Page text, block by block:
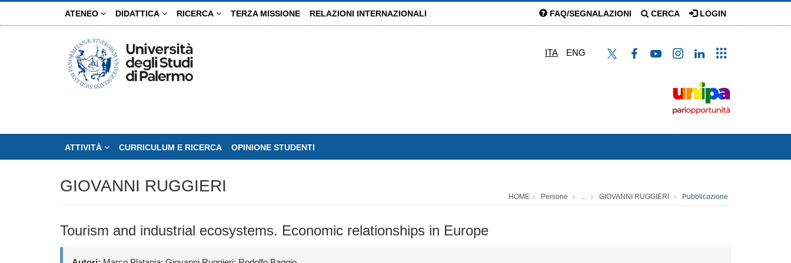
ATENEO DIDATTICA RICERCA TERZA MISSIONE RELAZIONI INTERNAZIONALI FAQ/SEGNALAZIONI CERCA LOGIN
ITA ENG
ATTIVITÀ CURRICULUM E RICERCA OPINIONE STUDENTI
GIOVANNI RUGGIERI
HOME Persone ... GIOVANNI RUGGIERI Pubblicazione
Tourism and industrial ecosystems. Economic relationships in Europe